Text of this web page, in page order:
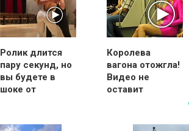
Ролик длится
пару секунд, но
вы будете в
шоке от
Королева
вагона отожгла!
Видео не
оставит